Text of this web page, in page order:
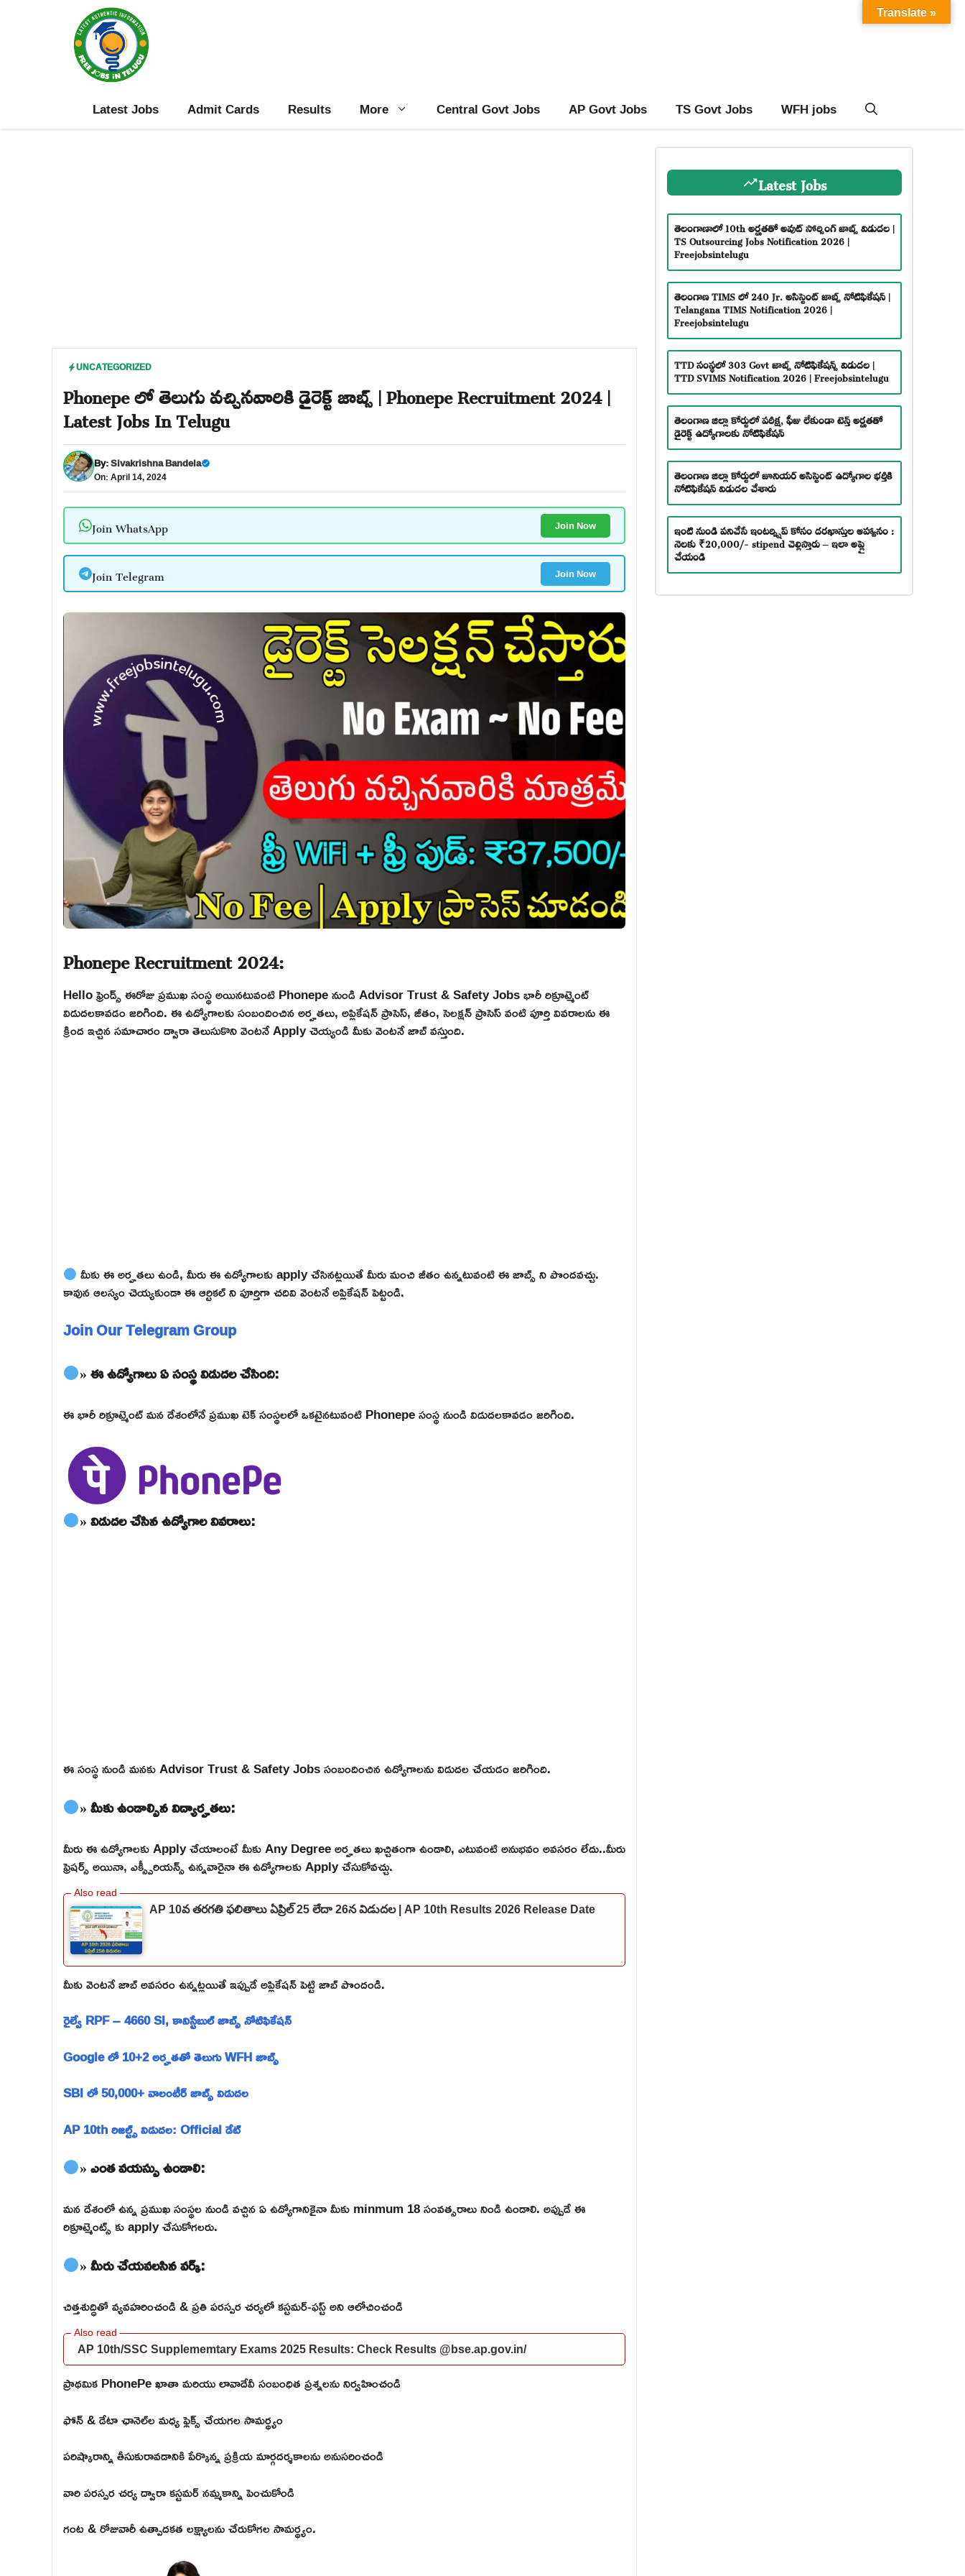
Latest Jobs Admit Cards Results More Central Govt Jobs AP Govt Jobs TS Govt Jobs WFH jobs
UNCATEGORIZED
Phonepe లో తెలుగు వచ్చినవారికి డైరెక్ట్ జాబ్స్ | Phonepe Recruitment 2024 |
Latest Jobs In Telugu
By:Sivakrishna Bandela
On: April 14, 2024
Join WhatsApp Join Now
Join Telegram Join Now
Phonepe Recruitment 2024:
Hello ఫ్రెండ్స్ ఈరోజు ప్రముఖ సంస్థ అయినటువంటి Phonepe నుండి Advisor Trust & Safety Jobs భారీ రిక్రూట్మెంట్
విడుదలకావడం జరిగింది. ఈ ఉద్యోగాలకు సంబందించిన అర్హతలు, అప్లికేషన్ ప్రాసెస్, జీతం, సెలక్షన్ ప్రాసెస్ వంటి పూర్తి వివరాలను ఈ
క్రింద ఇచ్చిన సమాచారం ద్వారా తెలుసుకొని వెంటనే Apply చెయ్యండి మీకు వెంటనే జాబ్ వస్తుంది.
మీకు ఈ అర్హతలు ఉండి, మీరు ఈ ఉద్యోగాలకు apply చేసినట్లయితే మీరు మంచి జీతం ఉన్నటువంటి ఈ జాబ్స్ ని పొందవచ్చు.
కావున ఆలస్యం చెయ్యకుండా ఈ ఆర్టికల్ ని పూర్తిగా చదివి వెంటనే అప్లికేషన్ పెట్టండి.
Join Our Telegram Group
» ఈ ఉద్యోగాలు ఏ సంస్థ విడుదల చేసింది:
ఈ భారీ రిక్రూట్మెంట్ మన దేశంలోనే ప్రముఖ టెక్ సంస్థలలో ఒకటైనటువంటి Phonepe సంస్థ నుండి విడుదలకావడం జరిగింది.
» విడుదల చేసిన ఉద్యోగాల వివరాలు:
ఈ సంస్థ నుండి మనకు Advisor Trust & Safety Jobs సంబందించిన ఉద్యోగాలను విడుదల చేయడం జరిగింది.
» మీకు ఉండాల్సిన విద్యార్హతలు:
మీరు ఈ ఉద్యోగాలకు Apply చేయాలంటే మీకు Any Degree అర్హతలు ఖచ్చితంగా ఉండాలి, ఎటువంటి అనుభవం అవసరం లేదు..మీరు
ఫ్రెషర్స్ అయినా, ఎక్స్పీరియన్స్ ఉన్నవారైనా ఈ ఉద్యోగాలకు Apply చేసుకోవచ్చు.
AP 10వ తరగతి ఫలితాలు ఏప్రిల్ 25 లేదా 26న విడుదల | AP 10th Results 2026 Release Date
మీకు వెంటనే జాబ్ అవసరం ఉన్నట్లయితే ఇప్పుడే అప్లికేషన్ పెట్టి జాబ్ పొందండి.
రైల్వే RPF – 4660 SI, కానిస్టేబుల్ జాబ్స్ నోటిఫికేషన్
Google లో 10+2 అర్హతతో తెలుగు WFH జాబ్స్
SBI లో 50,000+ వాలంటీర్ జాబ్స్ విడుదల
AP 10th రిజల్ట్స్ విడుదల: Official డేట్
» ఎంత వయస్సు ఉండాలి:
మన దేశంలో ఉన్న ప్రముఖ సంస్థల నుండి వచ్చిన ఏ ఉద్యోగానికైనా మీకు minmum 18 సంవత్సరాలు నిండి ఉండాలి. అప్పుడే ఈ
రిక్రూట్మెంట్స్ కు apply చేసుకోగలరు.
» మీరు చేయవలసిన వర్క్:
చిత్తశుద్ధితో వ్యవహరించండి & ప్రతి పరస్పర చర్యలో కస్టమర్-ఫస్ట్ అని ఆలోచించండి
AP 10th/SSC Supplememtary Exams 2025 Results: Check Results @bse.ap.gov.in/
ప్రాథమిక PhonePe ఖాతా మరియు లావాదేవీ సంబంధిత ప్రశ్నలను నిర్వహించండి
ఫోన్ & డేటా ఛానెల్‌ల మధ్య ఫ్లెక్స్ చేయగల సామర్థ్యం
పరిష్కారాన్ని తీసుకురావడానికి పేర్కొన్న ప్రక్రియ మార్గదర్శకాలను అనుసరించండి
వారి పరస్పర చర్య ద్వారా కస్టమర్ నమ్మకాన్ని పెంచుకోండి
గంట & రోజువారీ ఉత్పాదకత లక్ష్యాలను చేరుకోగల సామర్థ్యం.
Latest Jobs
తెలంగాణాలో 10th అర్హతతో అవుట్ సోర్సింగ్ జాబ్స్ విడుదల |
TS Outsourcing Jobs Notification 2026 |
Freejobsintelugu
తెలంగాణ TIMS లో 240 Jr. అసిస్టెంట్ జాబ్స్ నోటిఫికేషన్ |
Telangana TIMS Notification 2026 |
Freejobsintelugu
TTD సంస్థలో 303 Govt జాబ్స్ నోటిఫికేషన్స్ విడుదల |
TTD SVIMS Notification 2026 | Freejobsintelugu
తెలంగాణ జిల్లా కోర్టులో పరీక్ష, ఫీజు లేకుండా టెన్త్ అర్హతతో
డైరెక్ట్ ఉద్యోగాలకు నోటిఫికేషన్
తెలంగాణ జిల్లా కోర్టులో జూనియర్ అసిస్టెంట్ ఉద్యోగాల భర్తీకి
నోటిఫికేషన్ విడుదల చేశారు
ఇంటి నుండి పనిచేసే ఇంటర్న్షిప్ కోసం దరఖాస్తుల ఆహ్వానం :
నెలకు ₹20,000/- stipend చెల్లిస్తారు – ఇలా అప్లై
చేయండి
Translate »